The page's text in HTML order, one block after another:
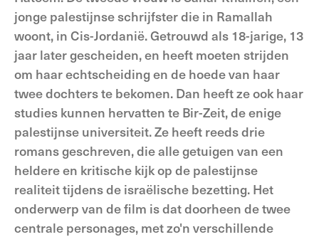
jonge palestijnse schrijfster die in Ramallah
woont, in Cis-Jordanië. Getrouwd als 18-jarige, 13
jaar later gescheiden, en heeft moeten strijden
om haar echtscheiding en de hoede van haar
twee dochters te bekomen. Dan heeft ze ook haar
studies kunnen hervatten te Bir-Zeit, de enige
palestijnse universiteit. Ze heeft reeds drie
romans geschreven, die alle getuigen van een
heldere en kritische kijk op de palestijnse
realiteit tijdens de israëlische bezetting. Het
onderwerp van de film is dat doorheen de twee
centrale personages, met zo'n verschillende